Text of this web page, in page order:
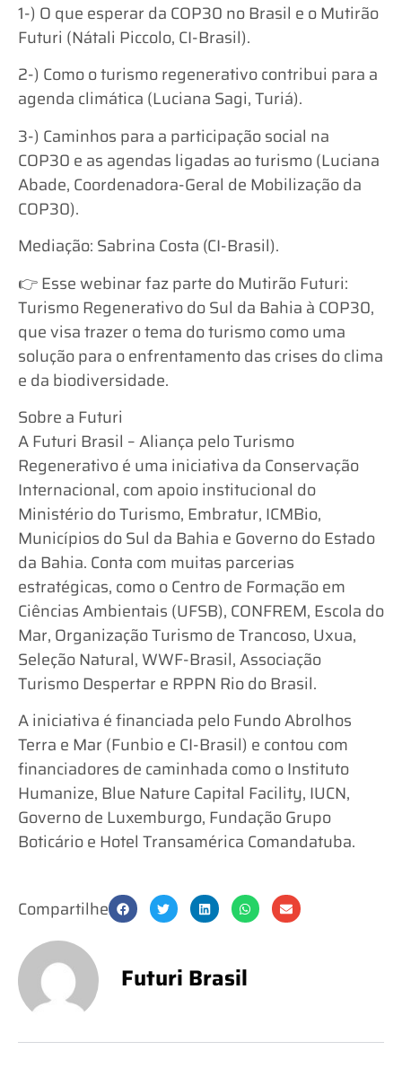
1-) O que esperar da COP30 no Brasil e o Mutirão
Futuri (Nátali Piccolo, CI-Brasil).
2-) Como o turismo regenerativo contribui para a
agenda climática (Luciana Sagi, Turiá).
3-) Caminhos para a participação social na
COP30 e as agendas ligadas ao turismo (Luciana
Abade, Coordenadora-Geral de Mobilização da
COP30).
Mediação: Sabrina Costa (CI-Brasil).
👉 Esse webinar faz parte do Mutirão Futuri:
Turismo Regenerativo do Sul da Bahia à COP30,
que visa trazer o tema do turismo como uma
solução para o enfrentamento das crises do clima
e da biodiversidade.
Sobre a Futuri
A Futuri Brasil – Aliança pelo Turismo
Regenerativo é uma iniciativa da Conservação
Internacional, com apoio institucional do
Ministério do Turismo, Embratur, ICMBio,
Municípios do Sul da Bahia e Governo do Estado
da Bahia. Conta com muitas parcerias
estratégicas, como o Centro de Formação em
Ciências Ambientais (UFSB), CONFREM, Escola do
Mar, Organização Turismo de Trancoso, Uxua,
Seleção Natural, WWF-Brasil, Associação
Turismo Despertar e RPPN Rio do Brasil.
A iniciativa é financiada pelo Fundo Abrolhos
Terra e Mar (Funbio e CI-Brasil) e contou com
financiadores de caminhada como o Instituto
Humanize, Blue Nature Capital Facility, IUCN,
Governo de Luxemburgo, Fundação Grupo
Boticário e Hotel Transamérica Comandatuba.
Compartilhe
Futuri Brasil